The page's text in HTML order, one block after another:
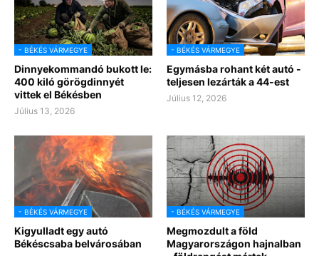
- BÉKÉS VÁRMEGYE
Dinnyekommandó bukott le:
400 kiló görögdinnyét
vittek el Békésben
Július 13, 2026
- BÉKÉS VÁRMEGYE
Egymásba rohant két autó -
teljesen lezárták a 44-est
Július 12, 2026
- BÉKÉS VÁRMEGYE
Kigyulladt egy autó
Békéscsaba belvárosában
- BÉKÉS VÁRMEGYE
Megmozdult a föld
Magyarországon hajnalban